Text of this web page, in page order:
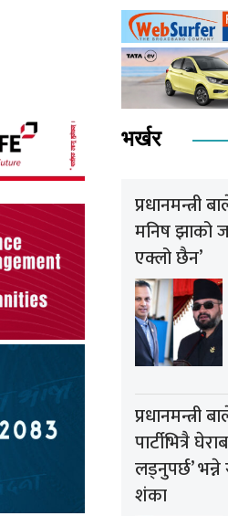
भर्खर
प्रधानमन्त्री
मनिष झाको
एक्लो छैन’
प्रधानमन्त्री
पार्टीभित्रै
लड्नुपर्छ’
शंका